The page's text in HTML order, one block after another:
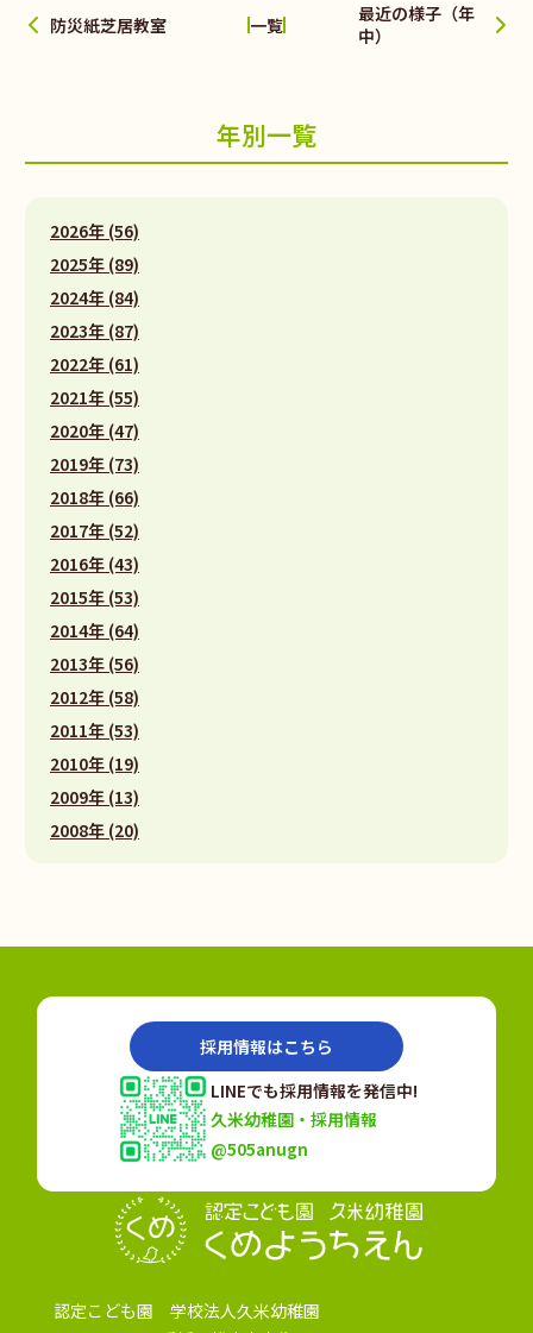
防災紙芝居教室 一覧
最近の様子（年
中）
年別一覧
2026年 (56)
2025年 (89)
2024年 (84)
2023年 (87)
2022年 (61)
2021年 (55)
2020年 (47)
2019年 (73)
2018年 (66)
2017年 (52)
2016年 (43)
2015年 (53)
2014年 (64)
2013年 (56)
2012年 (58)
2011年 (53)
2010年 (19)
2009年 (13)
2008年 (20)
認定こども園 学校法人久米幼稚園
採用情報はこちら
LINEでも採用情報を発信中!
久米幼稚園・採用情報
@505anugn